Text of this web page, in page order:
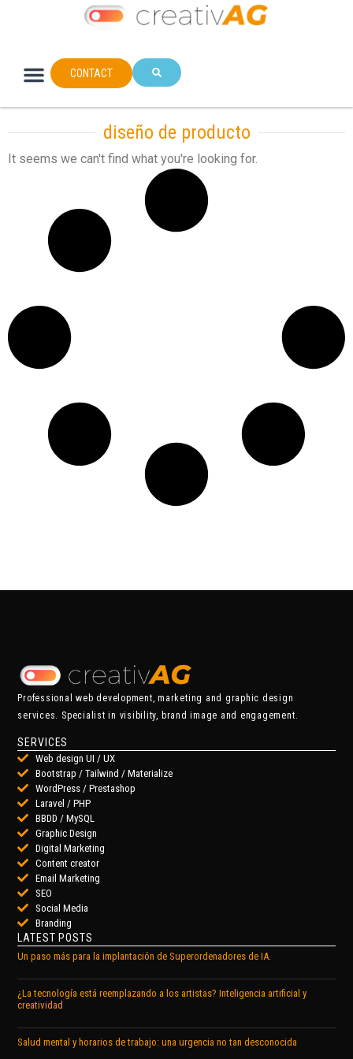
CONTACT
diseño de producto
It seems we can't find what you're looking for.
Professional web development, marketing and graphic design
services. Specialist in visibility, brand image and engagement.
SERVICES
Web design UI / UX
Bootstrap / Tailwind / Materialize
WordPress / Prestashop
Laravel / PHP
BBDD / MySQL
Graphic Design
Digital Marketing
Content creator
Email Marketing
SEO
Social Media
Branding
LATEST POSTS
Un paso más para la implantación de Superordenadores de IA.
¿La tecnología está reemplazando a los artistas? Inteligencia artificial y
creatividad
Salud mental y horarios de trabajo: una urgencia no tan desconocida